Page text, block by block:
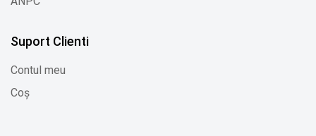
Suport Clienti
Contul meu
Coș